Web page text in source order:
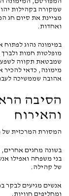
שמקורה בקהילות
מציינת את סיום חג
ואחדות.
במימונה נהוג לפתוח
מופלטות חמות
שמבטאת תקווה
מימונה, כדאי
אהובה שממשיכה
הסיבה
והאירוח
המסורת המרכזית של
בשונה מחגים
בני משפחה ואפילו
של קהילה.
אנשים מגיעים לבקר
ומחליפים חוויות.